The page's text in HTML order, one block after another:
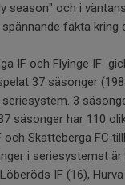
season" och i
fakta kring
IF och Flyinge IF
37 säsonger
3
säsonger har 110
och Skatteberga FC
i seriesystemet
IF (16),